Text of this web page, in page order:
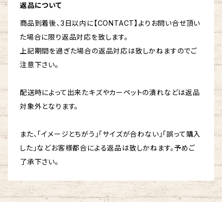
返品について
商品到着後、3日以内に【CONTACT】よりお問い合せ頂い
た場合に限り返品対応を致します。
上記期間を過ぎた場合の返品対応は致しかねますのでご
注意下さい。
配送時によって出来たキズやカーペットの潰れなどは返品
対象外となります。
また、「イメージとちがう」「サイズが合わない」「誤って購入
した」などお客様都合による返品は致しかねます。予めご
了承下さい。